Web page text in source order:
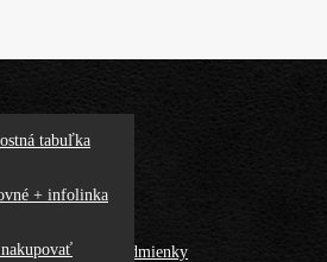
tabuľka
+ infolinka
obchodné podmienky